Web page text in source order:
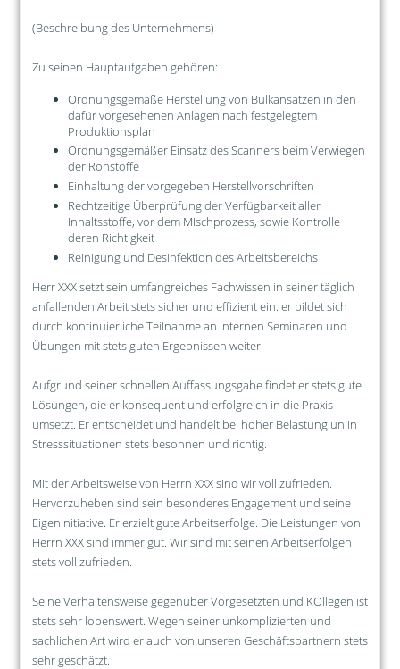
(Beschreibung des Unternehmens)
Zu seinen Hauptaufgaben gehören:
Ordnungsgemäße Herstellung von Bulkansätzen in den
dafür vorgesehenen Anlagen nach festgelegtem
Produktionsplan
Ordnungsgemäßer Einsatz des Scanners beim Verwiegen
der Rohstoffe
Einhaltung der vorgegeben Herstellvorschriften
Rechtzeitige Überprüfung der Verfügbarkeit aller
Inhaltsstoffe, vor dem MIschprozess, sowie Kontrolle
deren Richtigkeit
Reinigung und Desinfektion des Arbeitsbereichs
Herr XXX setzt sein umfangreiches Fachwissen in seiner täglich
anfallenden Arbeit stets sicher und effizient ein. er bildet sich
durch kontinuierliche Teilnahme an internen Seminaren und
Übungen mit stets guten Ergebnissen weiter.
Aufgrund seiner schnellen Auffassungsgabe findet er stets gute
Lösungen, die er konsequent und erfolgreich in die Praxis
umsetzt. Er entscheidet und handelt bei hoher Belastung un in
Stresssituationen stets besonnen und richtig.
Mit der Arbeitsweise von Herrn XXX sind wir voll zufrieden.
Hervorzuheben sind sein besonderes Engagement und seine
Eigeninitiative. Er erzielt gute Arbeitserfolge. Die Leistungen von
Herrn XXX sind immer gut. Wir sind mit seinen Arbeitserfolgen
stets voll zufrieden.
Seine Verhaltensweise gegenüber Vorgesetzten und KOllegen ist
stets sehr lobenswert. Wegen seiner unkomplizierten und
sachlichen Art wird er auch von unseren Geschäftspartnern stets
sehr geschätzt.